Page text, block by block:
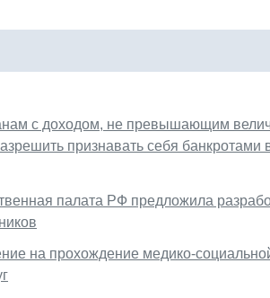
с доходом, не превышающим
признавать себя банкротами
палата РФ предложила
на прохождение медико-